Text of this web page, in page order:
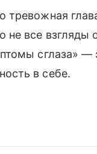
тревожная
не все взгляды
сглаза» —
в себе.